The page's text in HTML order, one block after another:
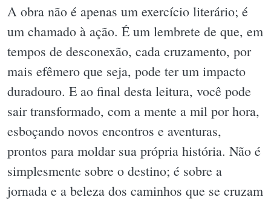
A obra não é apenas um exercício literário; é
um chamado à ação. É um lembrete de que, em
tempos de desconexão, cada cruzamento, por
mais efêmero que seja, pode ter um impacto
duradouro. E ao final desta leitura, você pode
sair transformado, com a mente a mil por hora,
esboçando novos encontros e aventuras,
prontos para moldar sua própria história. Não é
simplesmente sobre o destino; é sobre a
jornada e a beleza dos caminhos que se cruzam